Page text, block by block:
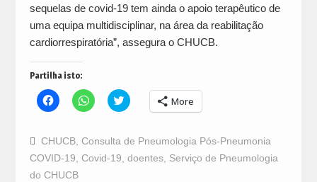
sequelas de covid-19 tem ainda o apoio terapêutico de
uma equipa multidisciplinar, na área da reabilitação
cardiorrespiratória”, assegura o CHUCB.
Partilha isto:
Click
to
Facebook
(Opens
in
new
window)
Click
to
WhatsApp
(Opens
in
new
Click
to
Twitter
(Opens
in
new
More
CHUCB, Consulta de Pneumologia Pós-Pneumonia
COVID-19 Covid-19 doentes, Serviço de Pneumologia
do CHUCB